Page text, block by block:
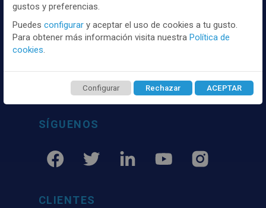
Distribuidor y mayorista textil de las mejores
marcaas de ropa y complementos del
internacionales. Más de 25 años de
experiencia como proveedor de los mejores
comercios
SÍGUENOS
CLIENTES
gustos y preferencias.
Puedes configurar y aceptar el uso de cookies a tu gusto.
Para obtener más información visita nuestra Política de
cookies.
Configurar Rechazar ACEPTAR